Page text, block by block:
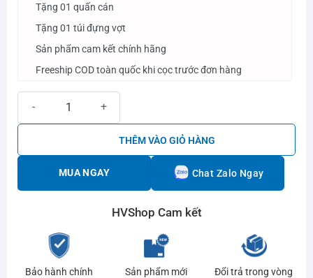
Tặng 01 quấn cán
Tặng 01 túi đựng vợt
Sản phẩm cam kết chính hãng
Freeship COD toàn quốc khi cọc trước đơn hàng
THÊM VÀO GIỎ HÀNG
MUA NGAY Chat Zalo Ngay
HVShop Cam kết
Bảo hành chính
Sản phẩm mới
Đổi trả trong vòng